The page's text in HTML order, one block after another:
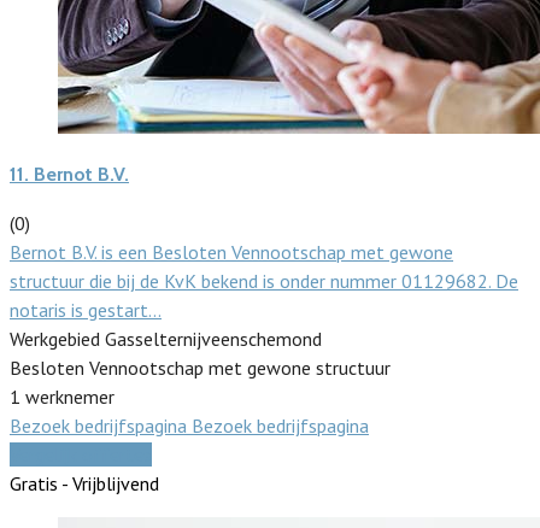
11. Bernot B.V.
(0)
Bernot B.V. is een Besloten Vennootschap met gewone
structuur die bij de KvK bekend is onder nummer 01129682. De
notaris is gestart…
Werkgebied Gasselternijveenschemond
Besloten Vennootschap met gewone structuur
1 werknemer
Bezoek bedrijfspagina Bezoek bedrijfspagina
Gratis - Vrijblijvend